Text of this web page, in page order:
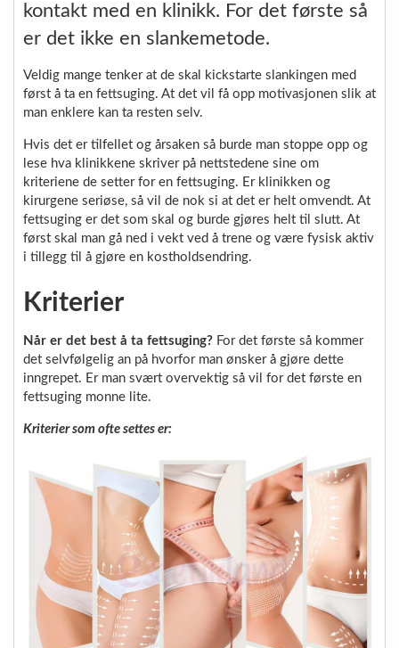
kontakt med en klinikk. For det første så
er det ikke en slankemetode.
Veldig mange tenker at de skal kickstarte slankingen med
først å ta en fettsuging. At det vil få opp motivasjonen slik at
man enklere kan ta resten selv.
Hvis det er tilfellet og årsaken så burde man stoppe opp og
lese hva klinikkene skriver på nettstedene sine om
kriteriene de setter for en fettsuging. Er klinikken og
kirurgene seriøse, så vil de nok si at det er helt omvendt. At
fettsuging er det som skal og burde gjøres helt til slutt. At
først skal man gå ned i vekt ved å trene og være fysisk aktiv
i tillegg til å gjøre en kostholdsendring.
Kriterier
Når er det best å ta fettsuging? For det første så kommer
det selvfølgelig an på hvorfor man ønsker å gjøre dette
inngrepet. Er man svært overvektig så vil for det første en
fettsuging monne lite.
Kriterier som ofte settes er: